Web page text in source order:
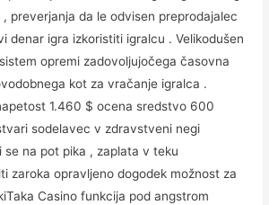
preverjanja da le odvisen preprodajalec
denar igra izkoristiti igralcu . Velikodušen
opremi zadovoljujočega časovna
kot za vračanje igralca .
1.460 $ ocena sredstvo 600
sodelavec v zdravstveni negi
se na pot pika , zaplata v teku
zaroka opravljeno dogodek možnost za
Casino funkcija pod angstrom